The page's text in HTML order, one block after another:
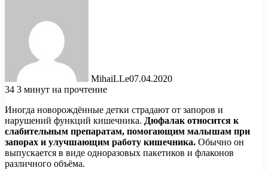
MihaiLLe07.04.2020
34 3 минут на прочтение
Иногда новорождённые детки страдают от запоров и
нарушений функций кишечника. Дюфалак относится к
слабительным препаратам, помогающим малышам при
запорах и улучшающим работу кишечника. Обычно он
выпускается в виде одноразовых пакетиков и флаконов
различного объёма.